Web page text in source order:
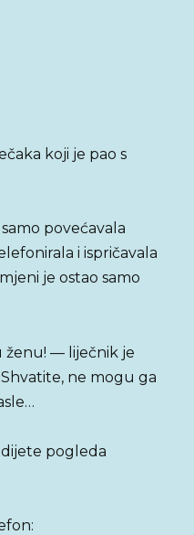
koji je pao s
povećavala
i ispričavala
je ostao samo
ženu! — liječnik je
ne mogu ga
dijete pogleda